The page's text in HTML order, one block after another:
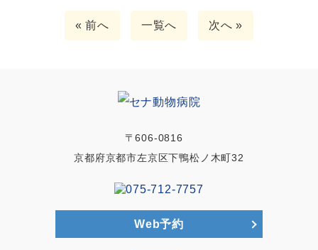
« 前へ 一覧へ 次へ »
〒606-0816
京都府京都市左京区下鴨松ノ木町32
Web予約